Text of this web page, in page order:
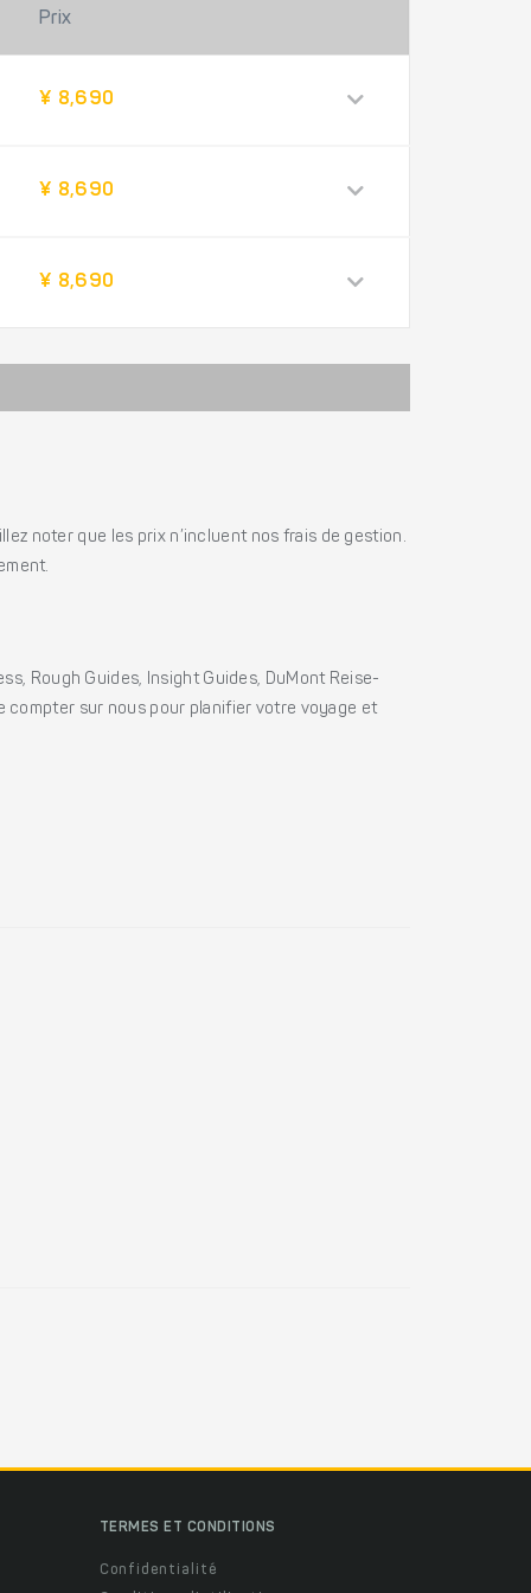
Prix
¥ 8,690
¥ 8,690
¥ 8,690
noter que les prix n’incluent nos frais de gestion.
Rough Guides, Insight Guides, DuMont Reise-
compter sur nous pour planifier votre voyage et
TERMES ET CONDITIONS
Confidentialité